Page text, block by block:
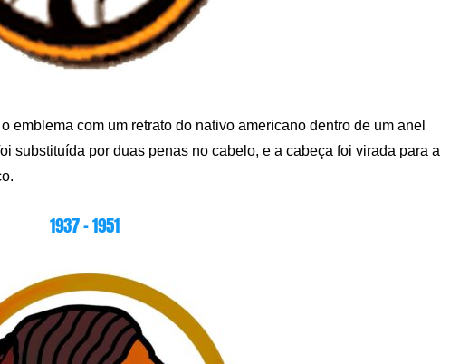
emblema com um retrato do nativo americano dentro de um anel
substituída por duas penas no cabelo, e a cabeça foi virada para a
1937 – 1951